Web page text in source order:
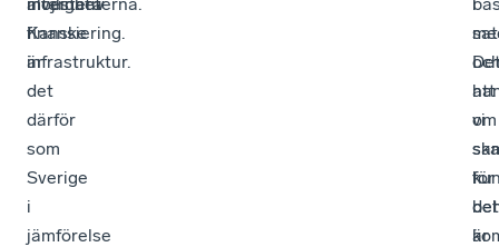
är
det
därför
som
Sverige
i
jämförelse
med
infrastruktur.
att
vi
ska
i
om
för
det
är